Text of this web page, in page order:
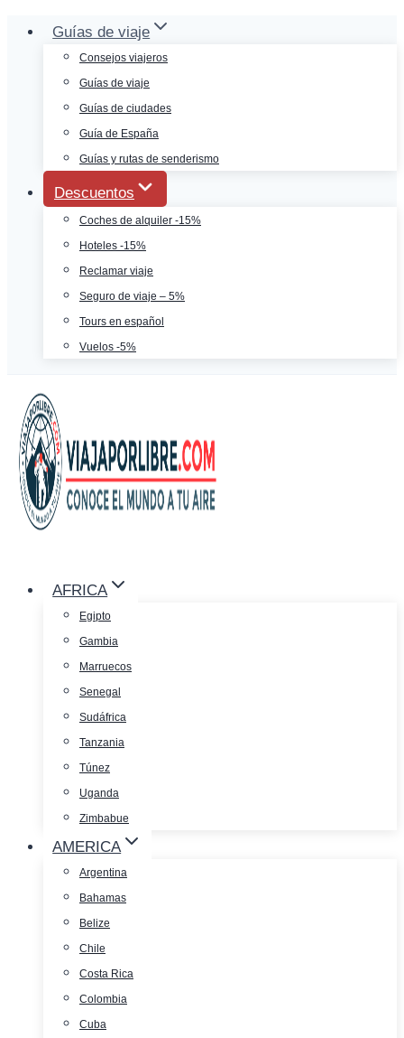
Saltar
contenido
Guías de viaje
Consejos viajeros
Guías de viaje
Guías de ciudades
Guía de España
Guías y rutas de senderismo
Descuentos
Coches de alquiler -15%
Hoteles -15%
Reclamar viaje
Seguro de viaje – 5%
Tours en español
Vuelos -5%
AFRICA
Egipto
Gambia
Marruecos
Senegal
Sudáfrica
Tanzania
Túnez
Uganda
Zimbabue
AMERICA
Argentina
Bahamas
Belize
Chile
Costa Rica
Colombia
Cuba